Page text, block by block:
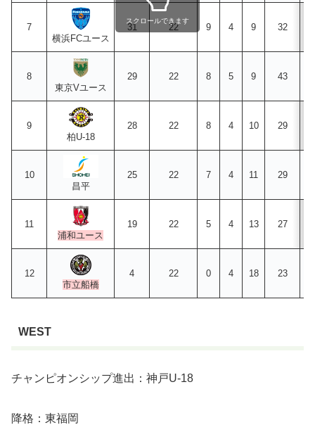
7
横浜FCユース
31 22 9 4 9 32
8
東京Vユース
29 22 8 5 9 43
9
柏U-18
28 22 8 4 10 29
10
昌平
25 22 7 4 11 29
11
浦和ユース
19 22 5 4 13 27
12
市立船橋
4 22 0 4 18 23
スクロールできます
WEST
チャンピオンシップ進出：神戸U-18
降格：東福岡